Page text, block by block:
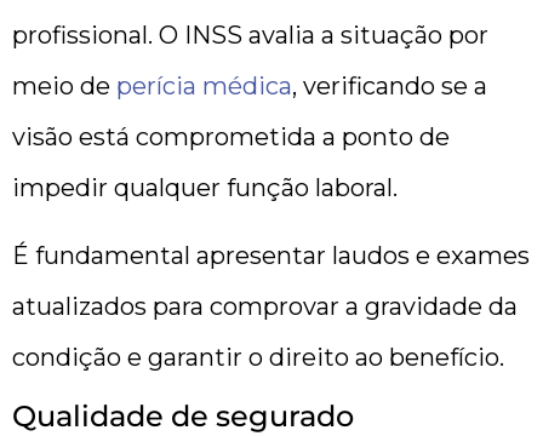
profissional. O INSS avalia a situação por
meio de perícia médica, verificando se a
visão está comprometida a ponto de
impedir qualquer função laboral.
É fundamental apresentar laudos e exames
atualizados para comprovar a gravidade da
condição e garantir o direito ao benefício.
Qualidade de segurado